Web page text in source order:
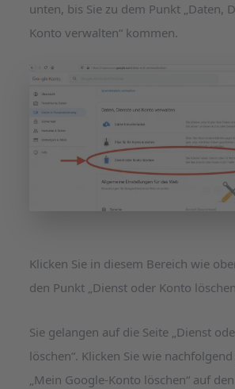
unten, bis Sie zu dem Punkt „Daten,
Konto verwalten“ kommen.
Klicken Sie in diesem Bereich wie
den Punkt „Dienst oder Konto
Sie gelangen auf die Seite „Dienst
löschen“. Klicken Sie wie
„Mein Google-Konto löschen“ auf